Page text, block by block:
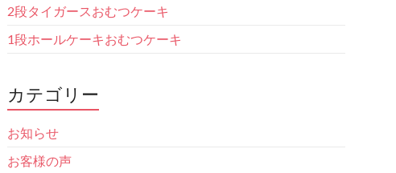
2段タイガースおむつケーキ
1段ホールケーキおむつケーキ
カテゴリー
お知らせ
お客様の声